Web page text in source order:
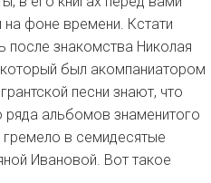
фоне времени. Кстати
после знакомства Николая
был акомпаниатором
песни знают, что
альбомов знаменитого
гремело в семидесятые
Ивановой. Вот такое